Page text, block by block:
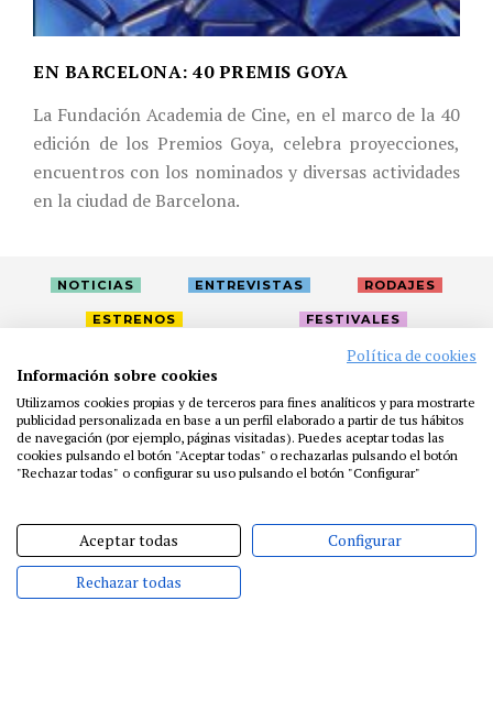
EN BARCELONA: 40 PREMIS GOYA
La Fundación Academia de Cine, en el marco de la 40
edición de los Premios Goya, celebra proyecciones,
encuentros con los nominados y diversas actividades
en la ciudad de Barcelona.
NOTICIAS ENTREVISTAS RODAJES
ESTRENOS FESTIVALES
PRENSA
FUNDACIÓN RESIDENCIAS
AYUDAS
BIBLIOTECA
PUBLICACIONES
CONTACTO
Política de cookies
Información sobre cookies
Utilizamos cookies propias y de terceros para fines analíticos y para mostrarte
publicidad personalizada en base a un perfil elaborado a partir de tus hábitos
de navegación (por ejemplo, páginas visitadas). Puedes aceptar todas las
cookies pulsando el botón "Aceptar todas" o rechazarlas pulsando el botón
"Rechazar todas" o configurar su uso pulsando el botón "Configurar"
Aceptar todas Configurar
Rechazar todas